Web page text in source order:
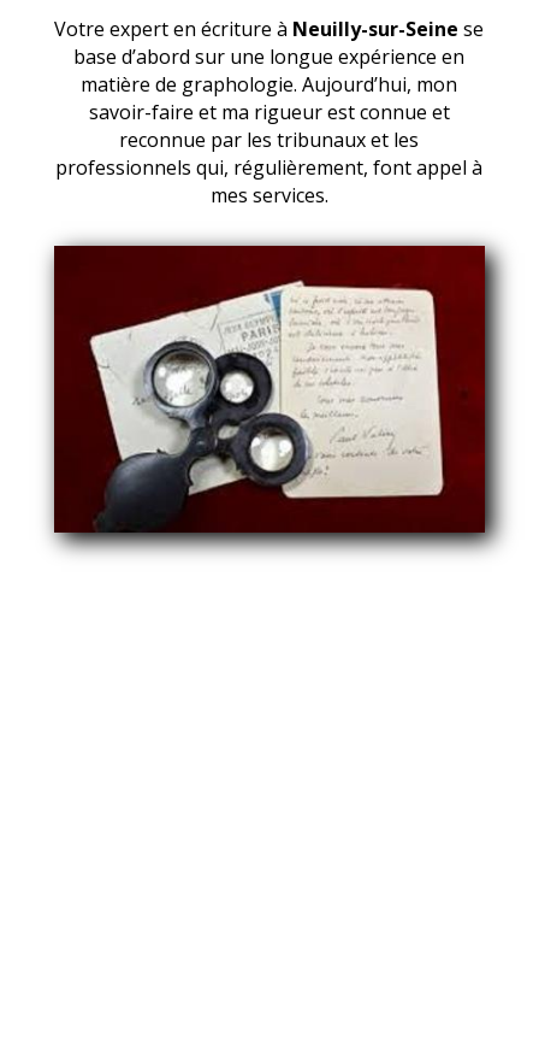
Votre expert en écriture à Neuilly-sur-Seine se
base d’abord sur une longue expérience en
matière de graphologie. Aujourd’hui, mon
savoir-faire et ma rigueur est connue et
reconnue par les tribunaux et les
professionnels qui, régulièrement, font appel à
mes services.